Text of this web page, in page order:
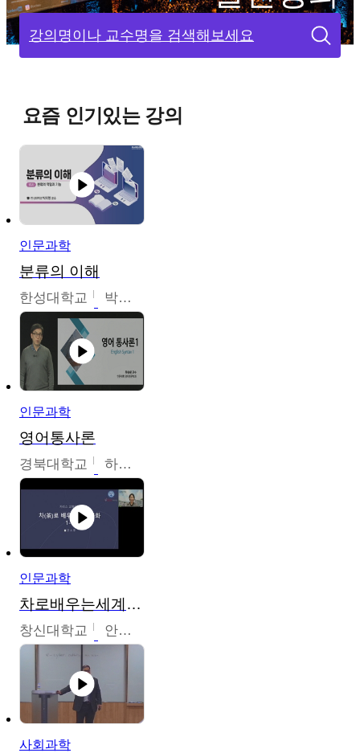
강의명이나 교수명을 검색해보세요
요즘 인기있는 강의
인문과학
분류의 이해
한성대학교 박지영,이혜원,최인경
인문과학
영어통사론
경북대학교 하승완
인문과학
차로배우는세계문화
창신대학교 안소영
사회과학